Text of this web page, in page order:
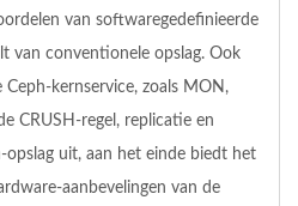
van softwaregedefinieerde
van conventionele opslag. Ook
kernservice, zoals MON,
CRUSH-regel, replicatie en
opslag uit, aan het einde biedt het
aanbevelingen van de